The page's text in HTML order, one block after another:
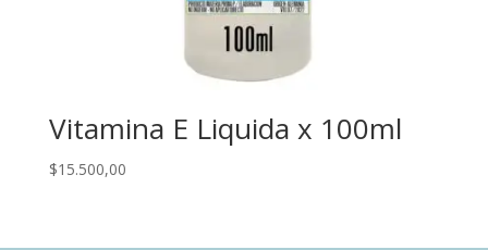
Vitamina E Liquida x 100ml
$15.500,00